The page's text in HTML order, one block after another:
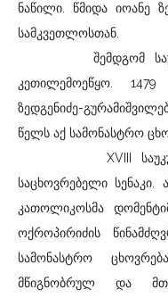
ნაწილი. წმიდა იოანე
სამკვეთლოსთან.
შემდგომ
კეთილემოეწყო.
ზედგენიძე-
წელს აქ სამონასტრო
XVIII
საცხოვრებელი სენაკი.
კათოლიკოსმა
ოქროპირიძის
სამონასტრო
მწიგნობრულ და